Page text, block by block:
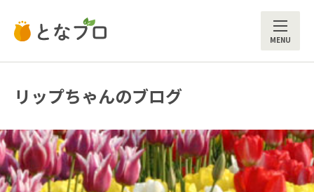
リップちゃんのブログ